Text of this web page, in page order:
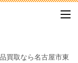
買取なら名古屋市東